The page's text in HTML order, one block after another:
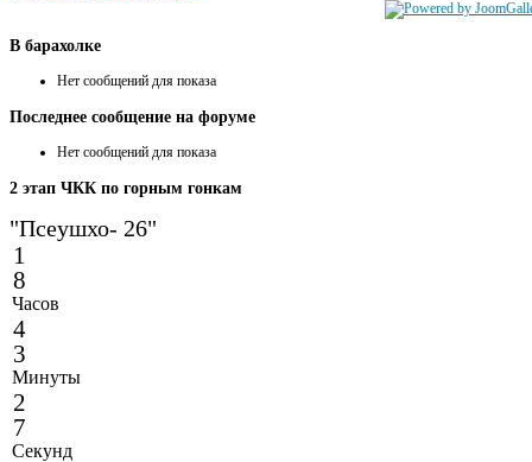
В барахолке
Нет сообщений для показа
Последнее сообщение на форуме
Нет сообщений для показа
2 этап ЧКК по горным гонкам
"Псеушхо- 26"
1
8
Часов
4
3
Минуты
2
7
Секунд